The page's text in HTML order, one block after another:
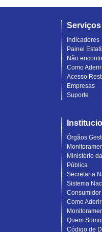
Serviços
Indicadores
Painel
Não
Como
Acesso
Empresas
Suporte
Órgãos
Ministério
Pública
Secretaria
Sistema
Consumidor
Como
Quem
Código de